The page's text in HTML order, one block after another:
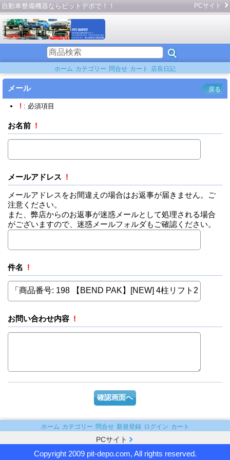
自動車整備機器ならピットデポで！！ PCサイト
ホーム カテゴリー 問合せ カート 店長日記
メール 戻る
! : 必須項目
お名前 !
メールアドレス !
メールアドレスをお間違えの場合はお返事が届きません。ご
注意ください。
また、弊店からのお返事が迷惑メールとして処理される場合
がございますので、迷惑メールフォルダもご確認ください。
件名 !
お問い合わせ内容 !
ホーム カテゴリー 問合せ 新規登録 ログイン カート
PCサイト
Copyright 2009 pit-depo.com, All rights reserved.